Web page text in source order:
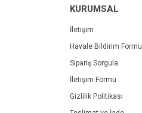
KURUMSAL
İletişim
Havale Bildirim Formu
Sipariş Sorgula
İletişim Formu
Gizlilik Politikası